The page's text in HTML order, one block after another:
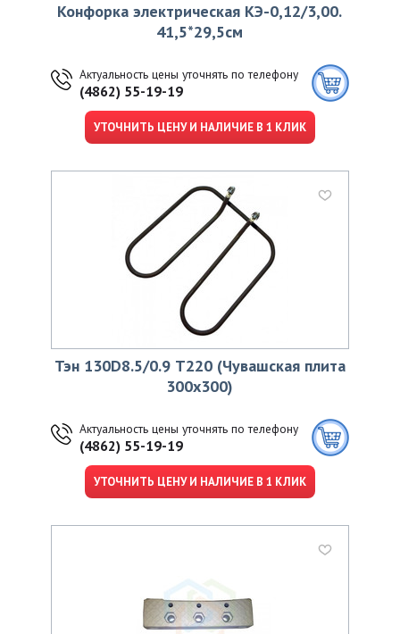
Конфорка электрическая КЭ-0,12/3,00.
41,5*29,5см
Актуальность цены уточнять по телефону
(4862) 55-19-19
УТОЧНИТЬ ЦЕНУ И НАЛИЧИЕ В 1 КЛИК
Тэн 130D8.5/0.9 Т220 (Чувашская плита
300х300)
Актуальность цены уточнять по телефону
(4862) 55-19-19
УТОЧНИТЬ ЦЕНУ И НАЛИЧИЕ В 1 КЛИК